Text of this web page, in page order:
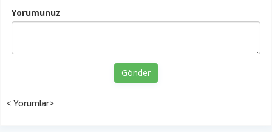
Yorumunuz
Gönder
< Yorumlar>